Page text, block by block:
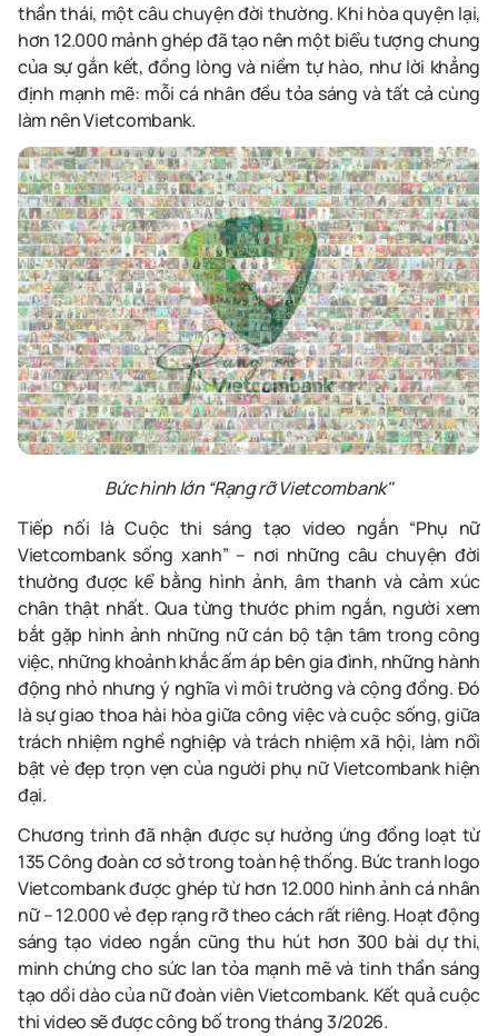
thần thái, một câu chuyện đời thường. Khi hòa quyện lại,
hơn 12.000 mảnh ghép đã tạo nên một biểu tượng chung
của sự gắn kết, đồng lòng và niềm tự hào, như lời khẳng
định mạnh mẽ: mỗi cá nhân đều tỏa sáng và tất cả cùng
làm nên Vietcombank.
Bức hình lớn “Rạng rỡ Vietcombank"
Tiếp nối là Cuộc thi sáng tạo video ngắn “Phụ nữ
Vietcombank sống xanh” – nơi những câu chuyện đời
thường được kể bằng hình ảnh, âm thanh và cảm xúc
chân thật nhất. Qua từng thước phim ngắn, người xem
bắt gặp hình ảnh những nữ cán bộ tận tâm trong công
việc, những khoảnh khắc ấm áp bên gia đình, những hành
động nhỏ nhưng ý nghĩa vì môi trường và cộng đồng. Đó
là sự giao thoa hài hòa giữa công việc và cuộc sống, giữa
trách nhiệm nghề nghiệp và trách nhiệm xã hội, làm nổi
bật vẻ đẹp trọn vẹn của người phụ nữ Vietcombank hiện
đại.
Chương trình đã nhận được sự hưởng ứng đồng loạt từ
135 Công đoàn cơ sở trong toàn hệ thống. Bức tranh logo
Vietcombank được ghép từ hơn 12.000 hình ảnh cá nhân
nữ – 12.000 vẻ đẹp rạng rỡ theo cách rất riêng. Hoạt động
sáng tạo video ngắn cũng thu hút hơn 300 bài dự thi,
minh chứng cho sức lan tỏa mạnh mẽ và tinh thần sáng
tạo dồi dào của nữ đoàn viên Vietcombank. Kết quả cuộc
thi video sẽ được công bố trong tháng 3/2026.